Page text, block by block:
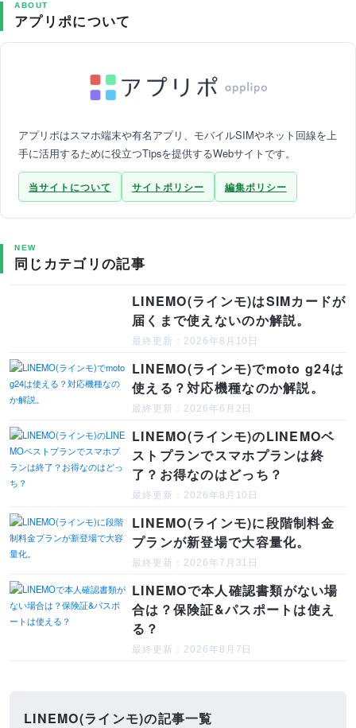
ABOUT
アプリポについて
アプリポはスマホ端末や有名アプリ、モバイルSIMやネット回線を上
手に活用するために役立つTipsを提供するWebサイトです。
当サイトについて サイトポリシー 編集ポリシー
NEW
同じカテゴリの記事
LINEMO(ラインモ)はSIMカードが
届くまで使えないのか解説。
最終更新：2026年8月10日
LINEMO(ラインモ)でmoto g24は
使える？対応機種なのか解説。
最終更新：2026年6月2日
LINEMO(ラインモ)のLINEMOベ
ストプランでスマホプランは終
了？お得なのはどっち？
最終更新：2026年8月10日
LINEMO(ラインモ)に段階制料金
プランが新登場で大容量化。
最終更新：2026年7月31日
LINEMOで本人確認書類がない場
合は？保険証&パスポートは使え
る？
最終更新：2026年8月7日
LINEMO(ラインモ)の記事一覧